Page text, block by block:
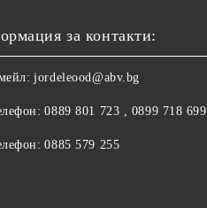
за контакти:
jordeleood@abv.bg
0889 801 723 , 0899 718 699
0885 579 255